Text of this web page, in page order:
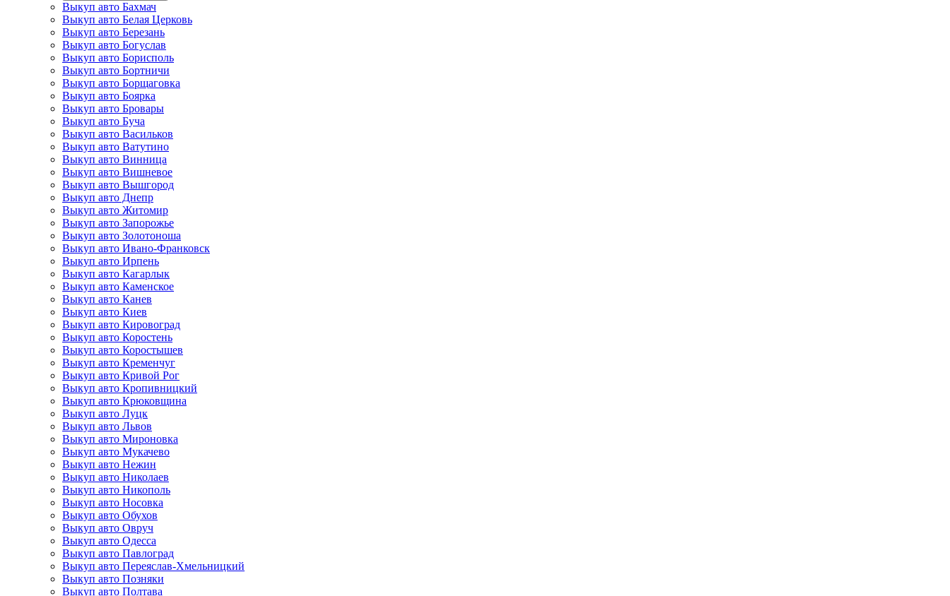
Выкуп авто Бахмач
Выкуп авто Белая Церковь
Выкуп авто Березань
Выкуп авто Богуслав
Выкуп авто Борисполь
Выкуп авто Бортничи
Выкуп авто Борщаговка
Выкуп авто Боярка
Выкуп авто Бровары
Выкуп авто Буча
Выкуп авто Васильков
Выкуп авто Ватутино
Выкуп авто Винница
Выкуп авто Вишневое
Выкуп авто Вышгород
Выкуп авто Днепр
Выкуп авто Житомир
Выкуп авто Запорожье
Выкуп авто Золотоноша
Выкуп авто Ивано-Франковск
Выкуп авто Ирпень
Выкуп авто Кагарлык
Выкуп авто Каменское
Выкуп авто Канев
Выкуп авто Киев
Выкуп авто Кировоград
Выкуп авто Коростень
Выкуп авто Коростышев
Выкуп авто Кременчуг
Выкуп авто Кривой Рог
Выкуп авто Кропивницкий
Выкуп авто Крюковщина
Выкуп авто Луцк
Выкуп авто Львов
Выкуп авто Мироновка
Выкуп авто Мукачево
Выкуп авто Нежин
Выкуп авто Николаев
Выкуп авто Никополь
Выкуп авто Носовка
Выкуп авто Обухов
Выкуп авто Овруч
Выкуп авто Одесса
Выкуп авто Павлоград
Выкуп авто Переяслав-Хмельницкий
Выкуп авто Позняки
Выкуп авто Полтава